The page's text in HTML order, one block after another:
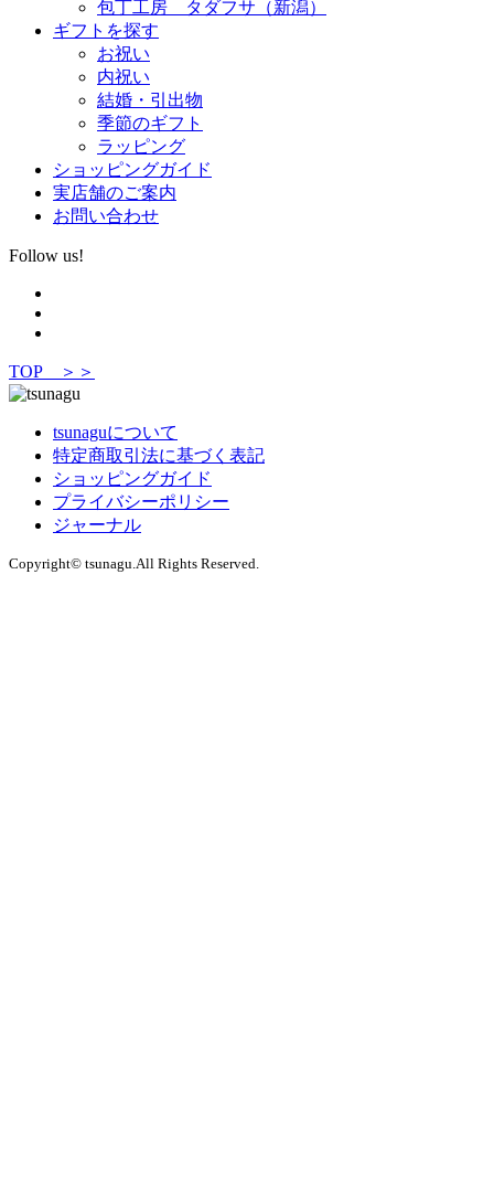
包丁工房 タダフサ（新潟）
ギフトを探す
お祝い
内祝い
結婚・引出物
季節のギフト
ラッピング
ショッピングガイド
実店舗のご案内
お問い合わせ
Follow us!
TOP ＞＞
tsunaguについて
特定商取引法に基づく表記
ショッピングガイド
プライバシーポリシー
ジャーナル
Copyright© tsunagu.All Rights Reserved.